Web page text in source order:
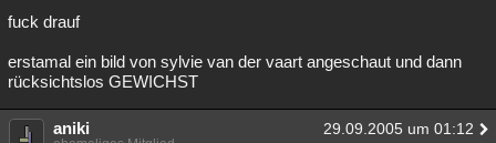
fuck drauf
erstamal ein bild von sylvie van der vaart angeschaut und dann
rücksichtslos GEWICHST
aniki 29.09.2005 um 01:12